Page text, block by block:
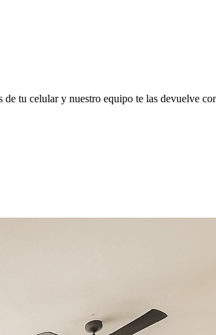
tu celular y nuestro equipo te las devuelve